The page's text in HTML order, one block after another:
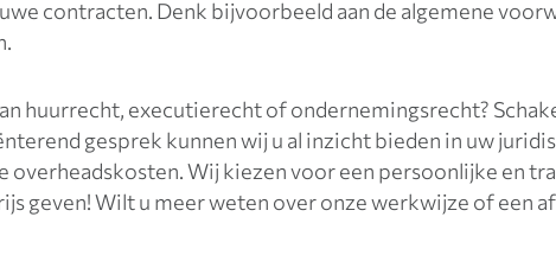
contracten. Denk bijvoorbeeld aan de algemene
huurrecht, executierecht of ondernemingsrecht?
gesprek kunnen wij u al inzicht bieden in uw
overheadskosten. Wij kiezen voor een persoonlijke en
geven! Wilt u meer weten over onze werkwijze of een